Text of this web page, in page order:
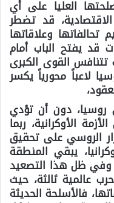
العليا على أي
قد تضطر
تحالفاتها وعلاقاتها
قد يفتح الباب أمام
القوى الكبرى
لاعباً محورياً يكسر
روسيا، دون أن تؤدي
الأوكرانية، ربما
الروسي على تحقيق
يبقي المنطقة
وفي ظل هذا التصعيد
عالمية ثالثة، حيث
فالأسلحة الحديثة